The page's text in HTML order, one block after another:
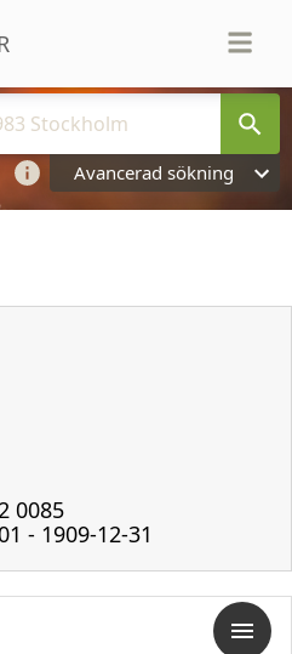
Avancerad sökning
0085
- 1909-12-31